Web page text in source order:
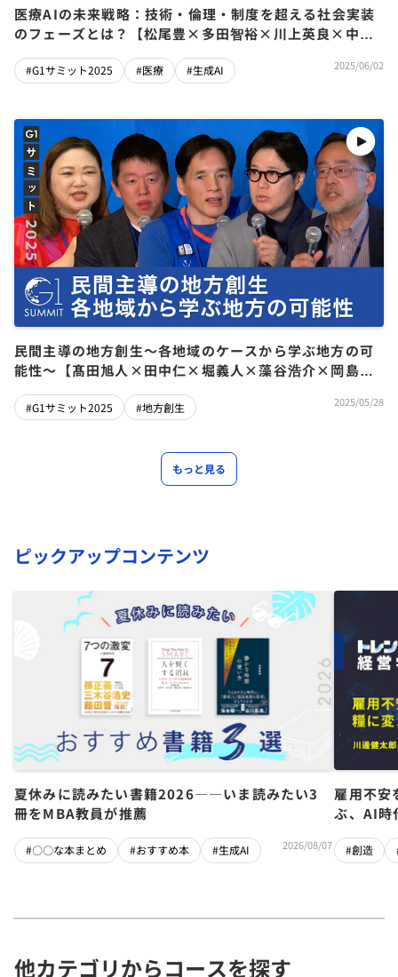
医療AIの未来戦略：技術・倫理・制度を超える社会実装
のフェーズとは？【松尾豊×多田智裕×川上英良×中安
#G1サミット2025 #医療 #生成AI 2025/06/02
民間主導の地方創生〜各地域のケースから学ぶ地方の可
能性〜【髙田旭人×田中仁×堀義人×藻谷浩介×岡島悦
#G1サミット2025 #地方創生 2025/05/28
もっと見る
ピックアップコンテンツ
夏休みに読みたい書籍2026――いま読みたい3
冊をMBA教員が推薦
#〇〇な本まとめ #おすすめ本 #生成AI 2026/08/07
雇用不
ぶ、AI時
#創造
他カテゴリからコースを探す